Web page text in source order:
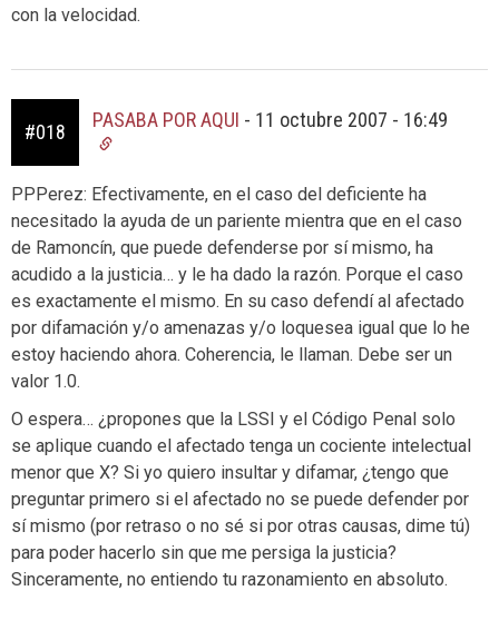
con la velocidad.
#018
PASABA POR AQUI - 11 octubre 2007 - 16:49
PPPerez: Efectivamente, en el caso del deficiente ha
necesitado la ayuda de un pariente mientra que en el caso
de Ramoncín, que puede defenderse por sí mismo, ha
acudido a la justicia… y le ha dado la razón. Porque el caso
es exactamente el mismo. En su caso defendí al afectado
por difamación y/o amenazas y/o loquesea igual que lo he
estoy haciendo ahora. Coherencia, le llaman. Debe ser un
valor 1.0.
O espera… ¿propones que la LSSI y el Código Penal solo
se aplique cuando el afectado tenga un cociente intelectual
menor que X? Si yo quiero insultar y difamar, ¿tengo que
preguntar primero si el afectado no se puede defender por
sí mismo (por retraso o no sé si por otras causas, dime tú)
para poder hacerlo sin que me persiga la justicia?
Sinceramente, no entiendo tu razonamiento en absoluto.